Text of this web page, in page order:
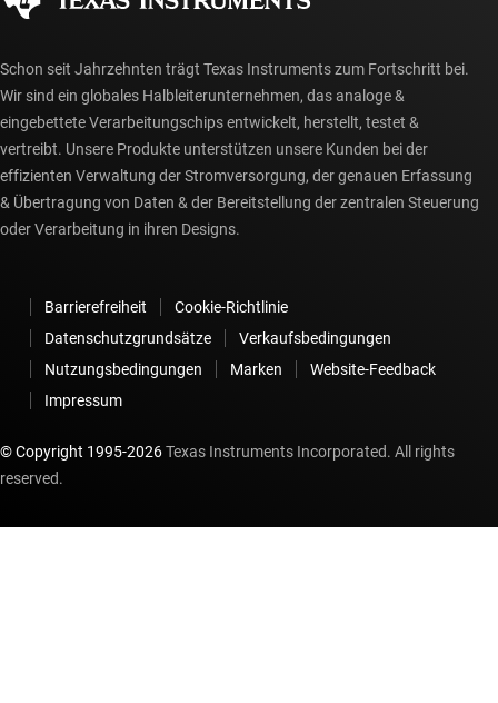
Schon seit Jahrzehnten trägt Texas Instruments zum Fortschritt bei.
Wir sind ein globales Halbleiterunternehmen, das analoge &
eingebettete Verarbeitungschips entwickelt, herstellt, testet &
vertreibt. Unsere Produkte unterstützen unsere Kunden bei der
effizienten Verwaltung der Stromversorgung, der genauen Erfassung
& Übertragung von Daten & der Bereitstellung der zentralen Steuerung
oder Verarbeitung in ihren Designs.
Barrierefreiheit
Cookie-Richtlinie
Datenschutzgrundsätze
Verkaufsbedingungen
Nutzungsbedingungen
Marken
Website-Feedback
Impressum
© Copyright 1995-2026Texas Instruments Incorporated. All rights
reserved.